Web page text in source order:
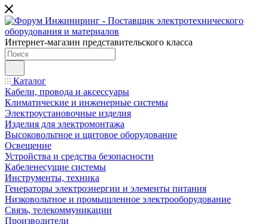
Интернет-магазин представительского класса
Каталог
Кабели, провода и аксессуары
Климатические и инженерные системы
Электроустановочные изделия
Изделия для электромонтажа
Высоковольтное и щитовое оборудование
Освещение
Устройства и средства безопасности
Кабеленесущие системы
Инструменты, техника
Генераторы электроэнергии и элементы питания
Низковольтное и промышленное электрооборудование
Связь, телекоммуникации
Производители